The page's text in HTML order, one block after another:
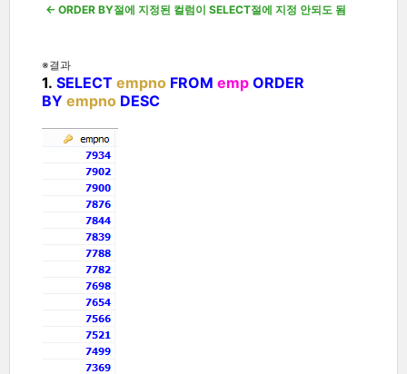
<- ORDER BY절에 지정된 컬럼이 SELECT절에 지정 안되도 됨
※결과
1. SELECT empno FROM emp ORDER
BY empno DESC